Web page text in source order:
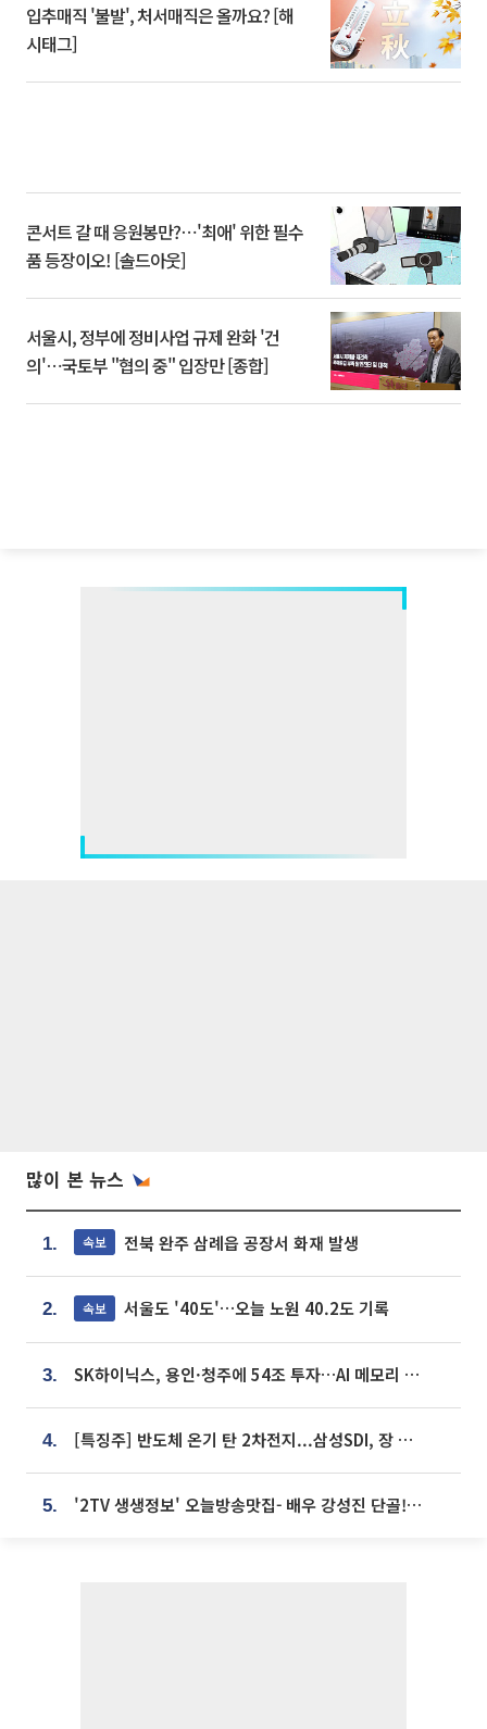
입추매직 '불발', 처서매직은 올까요? [해
시태그]
콘서트 갈 때 응원봉만?⋯'최애' 위한 필수
품 등장이오! [솔드아웃]
서울시, 정부에 정비사업 규제 완화 '건
의'⋯국토부 "협의 중" 입장만 [종합]
많이 본 뉴스
1. 속보 전북 완주 삼례읍 공장서 화재 발생
2. 속보 서울도 '40도'…오늘 노원 40.2도 기록
3. SK하이닉스, 용인·청주에 54조 투자…AI 메모리 생산기지 키운다
4. [특징주] 반도체 온기 탄 2차전지...삼성SDI, 장 초반 7% 넘게 껑충
5. '2TV 생생정보' 오늘방송맛집- 배우 강성진 단골! 쌀국수ㆍ푸팟퐁 커리 맛집 '블○○○'